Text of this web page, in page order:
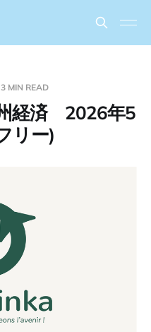
3 MIN READ
経済 2026年5
リー)